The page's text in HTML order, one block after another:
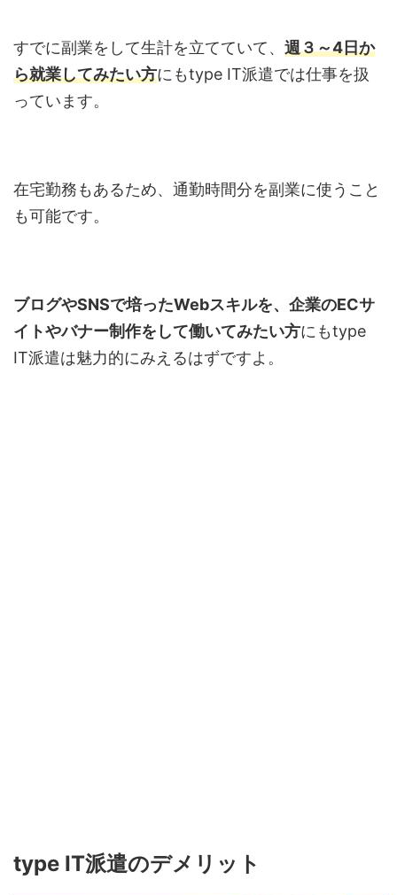
すでに副業をして生計を立てていて、 週３～4日か
ら就業してみたい方にもtype IT派遣では仕事を扱
っています。
在宅勤務もあるため、通勤時間分を副業に使うこと
も可能です。
ブログやSNSで培ったWebスキルを、企業のECサ
イトやバナー制作をして働いてみたい方にもtype
IT派遣は魅力的にみえるはずですよ。
type IT派遣のデメリット